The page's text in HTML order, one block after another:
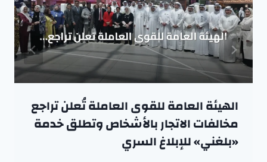
الهيئة العامة للقوى العاملة تُعلن تراجع
مخالفات الاتجار بالأشخاص وتطلق خدمة
«بلغني» للإبلاغ السري